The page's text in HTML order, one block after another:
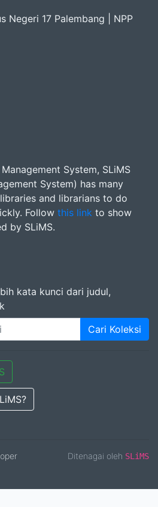
Negeri 17 Palembang | NPP
System, SLiMS
System) has many
and librarians to do
Follow this link to show
by SLiMS.
kata kunci dari judul,
Cari Koleksi
Ditenagai oleh SLiMS